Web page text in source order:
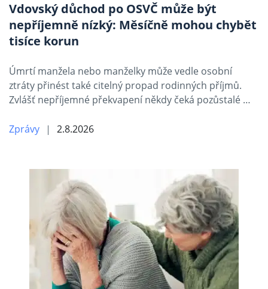
Vdovský důchod po OSVČ může být
nepříjemně nízký: Měsíčně mohou chybět
tisíce korun
Úmrtí manžela nebo manželky může vedle osobní
ztráty přinést také citelný propad rodinných příjmů.
Zvlášť nepříjemné překvapení někdy čeká pozůstalé …
Zprávy 2.8.2026